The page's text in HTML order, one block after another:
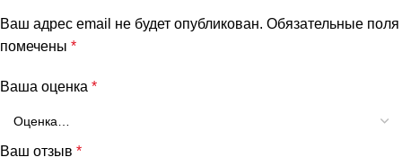
Ваш адрес email не будет опубликован. Обязательные поля
помечены *
Ваша оценка *
Ваш отзыв *